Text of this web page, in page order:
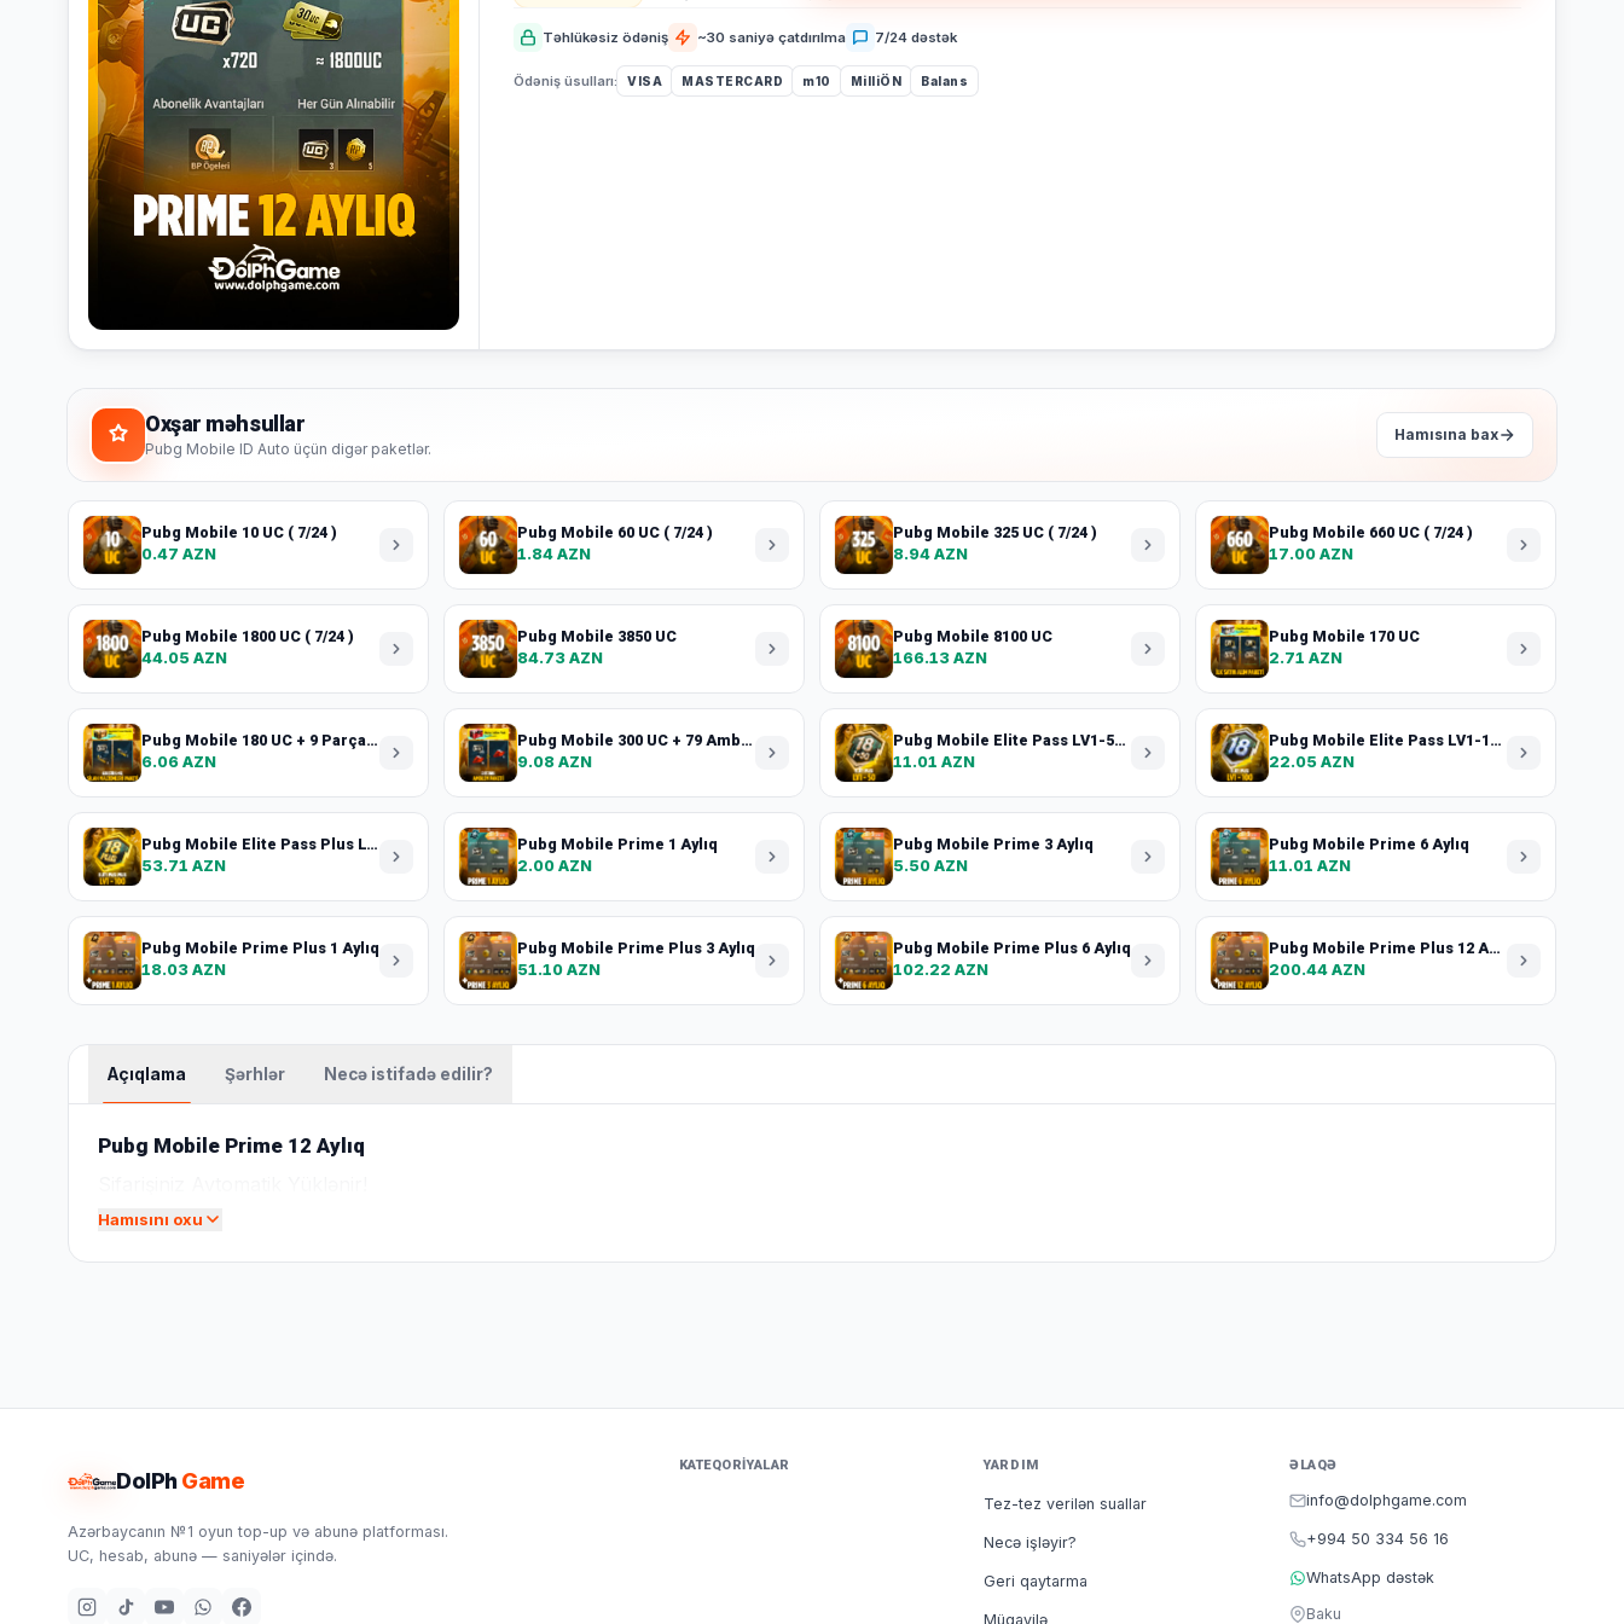
Hamısına
Səbətiniz
Sevdiyiniz
Təhlükəsiz ödəniş ~30 saniyə çatdırılma 7/24 dəstək
Ödəniş üsulları: VISA MASTERCARD m10 MilliÖN Balans
Oxşar məhsullar
Pubg Mobile ID Auto üçün digər paketlər.
Hamısına bax
Pubg Mobile 10 UC ( 7/24 )
0.47 AZN
Pubg Mobile 60 UC ( 7/24 )
1.84 AZN
Pubg Mobile 325 UC ( 7/24 )
8.94 AZN
Pubg Mobile 660 UC ( 7/24 )
17.00 AZN
Pubg Mobile 1800 UC ( 7/24 )
44.05 AZN
Pubg Mobile 3850 UC
84.73 AZN
Pubg Mobile 8100 UC
166.13 AZN
Pubg Mobile 170 UC
2.71 AZN
Pubg Mobile 180 UC + 9 Parçacık
6.06 AZN
Pubg Mobile 300 UC + 79 Amblem parçacıq
9.08 AZN
Pubg Mobile Elite Pass LV1-50 + 50 UC
11.01 AZN
Pubg Mobile Elite Pass LV1-100 + 100 UC
22.05 AZN
Pubg Mobile Elite Pass Plus LV1-100+240 UC
53.71 AZN
Pubg Mobile Prime 1 Aylıq
2.00 AZN
Pubg Mobile Prime 3 Aylıq
5.50 AZN
Pubg Mobile Prime 6 Aylıq
11.01 AZN
Pubg Mobile Prime Plus 1 Aylıq
18.03 AZN
Pubg Mobile Prime Plus 3 Aylıq
51.10 AZN
Pubg Mobile Prime Plus 6 Aylıq
102.22 AZN
Pubg Mobile Prime Plus 12 Aylıq
200.44 AZN
Açıqlama Şərhlər Necə istifadə edilir?
Pubg Mobile Prime 12 Aylıq
Hamısını oxu
DolPhGame
Azərbaycanın №1 oyun top-up və abunə platforması.
UC, hesab, abunə — saniyələr içində.
KATEQORIYALAR YARDIM
Tez-tez verilən suallar
Necə işləyir?
Geri qaytarma
Müqavilə
ƏLAQƏ
info@dolphgame.com
+994 50 334 56 16
WhatsApp dəstək
Baku